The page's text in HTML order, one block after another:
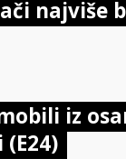
najviše
iz
(E24)